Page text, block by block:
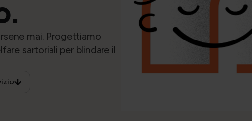
mai. Progettiamo
sartoriali per blindare il